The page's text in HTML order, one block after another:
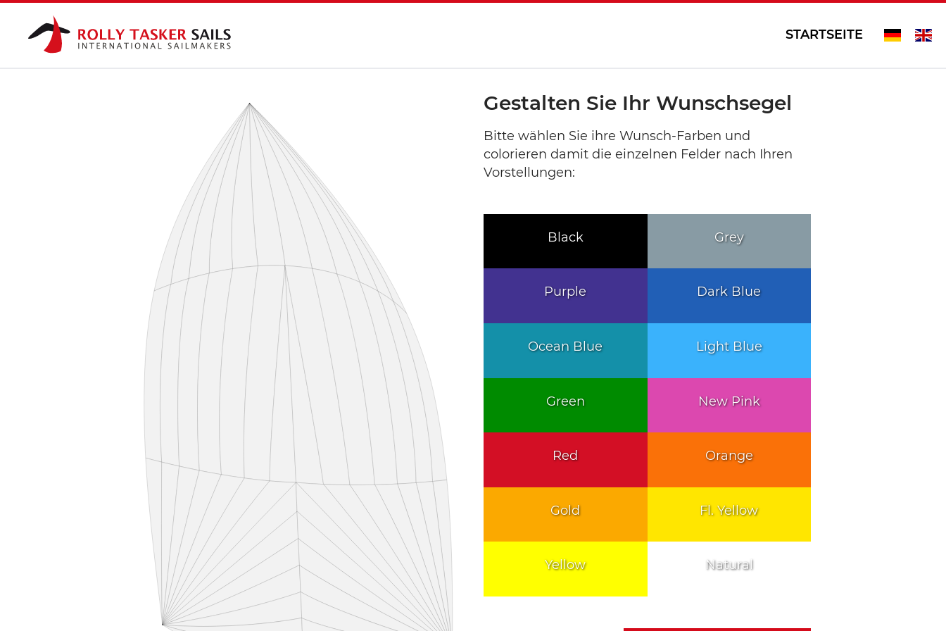
STARTSEITE
Gestalten Sie Ihr Wunschsegel
Bitte wählen Sie ihre Wunsch-Farben und
colorieren damit die einzelnen Felder nach Ihren
Vorstellungen:
Black Grey
Purple Dark Blue
Ocean Blue Light Blue
Green New Pink
Red Orange
Gold Fl. Yellow
Yellow Natural